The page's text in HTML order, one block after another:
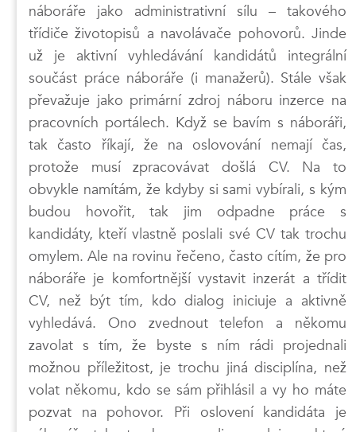
náboráře jako administrativní sílu – takového
třídiče životopisů a navolávače pohovorů. Jinde
už je aktivní vyhledávání kandidátů integrální
součást práce náboráře (i manažerů). Stále však
převažuje jako primární zdroj náboru inzerce na
pracovních portálech. Když se bavím s náboráři,
tak často říkají, že na oslovování nemají čas,
protože musí zpracovávat došlá CV. Na to
obvykle namítám, že kdyby si sami vybírali, s kým
budou hovořit, tak jim odpadne práce s
kandidáty, kteří vlastně poslali své CV tak trochu
omylem. Ale na rovinu řečeno, často cítím, že pro
náboráře je komfortnější vystavit inzerát a třídit
CV, než být tím, kdo dialog iniciuje a aktivně
vyhledává. Ono zvednout telefon a někomu
zavolat s tím, že byste s ním rádi projednali
možnou příležitost, je trochu jiná disciplína, než
volat někomu, kdo se sám přihlásil a vy ho máte
pozvat na pohovor. Při oslovení kandidáta je